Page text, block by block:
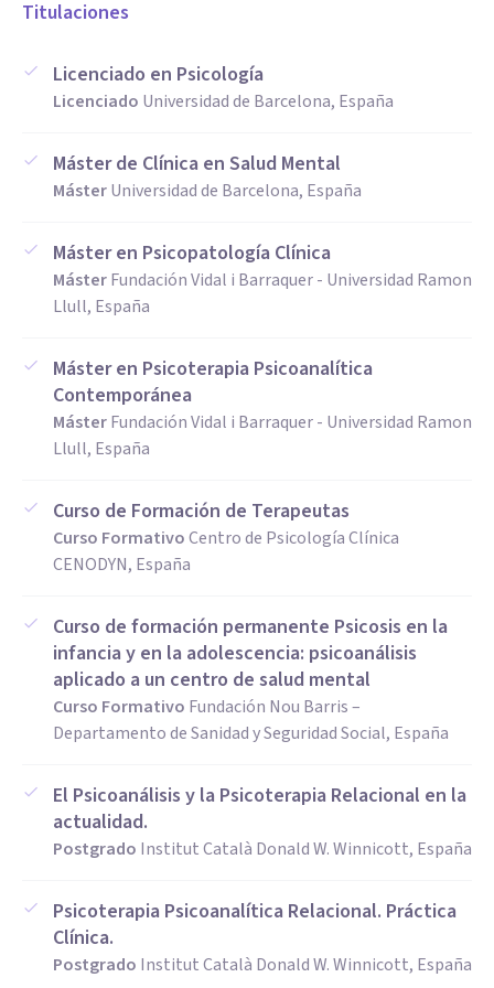
Profesionalidad: Se adhiere a los más altos estándares
Paciencia: Acompaña a cada paciente en su proceso único de
Dedicación y Rigor: Constantemente busca mejorar su
métodos innovadores.
Amplios Conocimientos y Experiencia: Jordi aporta
soluciones efectivas gracias a su vasta experiencia y
Jordi está comprometido a apoyarte en tu camino hacia el
personalizada. Con él, encontrarás un aliado en tu proceso
de crecimiento y autoconocimiento.
Titulaciones
Licenciado en Psicología
Licenciado Universidad de Barcelona, España
Máster de Clínica en Salud Mental
MásterUniversidad de Barcelona, España
Máster en Psicopatología Clínica
MásterFundación Vidal i Barraquer - Universidad Ramon
Llull, España
Máster en Psicoterapia Psicoanalítica
Contemporánea
MásterFundación Vidal i Barraquer - Universidad Ramon
Llull, España
Curso de Formación de Terapeutas
Curso FormativoCentro de Psicología Clínica
CENODYN, España
Curso de formación permanente Psicosis en la
infancia y en la adolescencia: psicoanálisis
aplicado a un centro de salud mental
Curso Formativo Fundación Nou Barris –
Departamento de Sanidad y Seguridad Social, España
El Psicoanálisis y la Psicoterapia Relacional en la
actualidad.
Postgrado Institut Català Donald W. Winnicott, España
Psicoterapia Psicoanalítica Relacional. Práctica
Clínica.
Postgrado Institut Català Donald W. Winnicott, España